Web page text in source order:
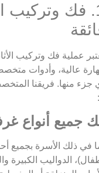
1. فك وتركيب
عملية فك وتركيب
عالية، وأدوات
جزء منها. فريقنا
جميع أنواع
في ذلك الأسرة بجميع
الدواليب الكبيرة